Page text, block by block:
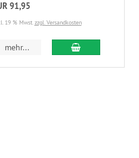
91,95
19 % Mwst.zzgl. Versandkosten
mehr...